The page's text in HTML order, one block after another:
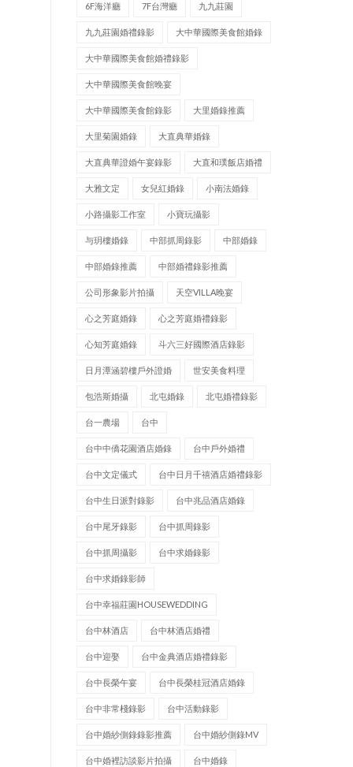
6F海洋廳 7F台灣廳 九九莊園
九九莊園婚禮錄影 大中華國際美食館婚錄
大中華國際美食館婚禮錄影
大中華國際美食館晚宴
大中華國際美食館錄影 大里婚錄推薦
大里菊園婚錄 大直典華婚錄
大直典華證婚午宴錄影 大直和璞飯店婚禮
大雅文定 女兒紅婚錄 小南法婚錄
小路攝影工作室 小寶玩攝影
与玥樓婚錄 中部抓周錄影 中部婚錄
中部婚錄推薦 中部婚禮錄影推薦
公司形象影片拍攝 天空VILLA晚宴
心之芳庭婚錄 心之芳庭婚禮錄影
心知芳庭婚錄 斗六三好國際酒店錄影
日月潭涵碧樓戶外證婚 世安美食料理
包浩斯婚攝 北屯婚錄 北屯婚禮錄影
台一農場 台中
台中中僑花園酒店婚錄 台中戶外婚禮
台中文定儀式 台中日月千禧酒店婚禮錄影
台中生日派對錄影 台中兆品酒店婚錄
台中尾牙錄影 台中抓周錄影
台中抓周攝影 台中求婚錄影
台中求婚錄影師
台中幸福莊園HOUSEWEDDING
台中林酒店 台中林酒店婚禮
台中迎娶 台中金典酒店婚禮錄影
台中長榮午宴 台中長榮桂冠酒店婚錄
台中非常棧錄影 台中活動錄影
台中婚紗側錄錄影推薦 台中婚紗側錄MV
台中婚裡訪談影片拍攝 台中婚錄